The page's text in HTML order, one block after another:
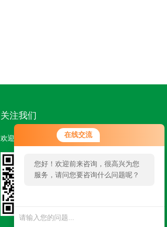
在线交流
您好！欢迎前来咨询，很高兴为您
服务，请问您要咨询什么问题呢？
关注我们
欢迎您关注我们的微信公众号了解更多信息：